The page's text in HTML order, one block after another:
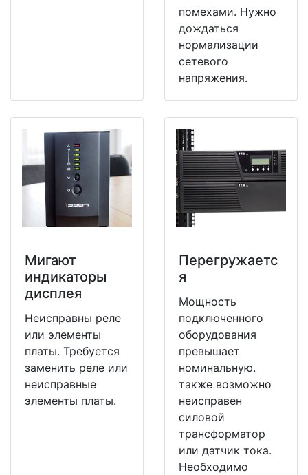
помехами. Нужно
дождаться
нормализации
сетевого
напряжения.
Мигают
индикаторы
дисплея
Неисправны реле
или элементы
платы. Требуется
заменить реле или
неисправные
элементы платы.
Перегружаетс
я
Мощность
подключенного
оборудования
превышает
номинальную.
также возможно
неисправен
силовой
трансформатор
или датчик тока.
Необходимо